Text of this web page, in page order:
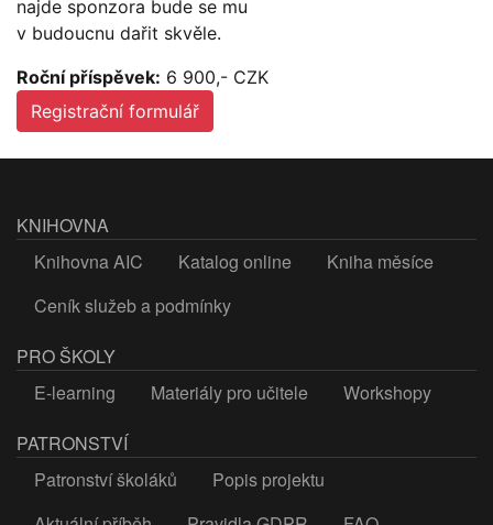
najde sponzora bude se mu
v budoucnu dařit skvěle.
Roční příspěvek: 6 900,- CZK
Registrační formulář
KNIHOVNA
Knihovna AIC
Katalog online
Kniha měsíce
Ceník služeb a podmínky
PRO ŠKOLY
E-learning
Materiály pro učitele
Workshopy
PATRONSTVÍ
Patronství školáků
Popis projektu